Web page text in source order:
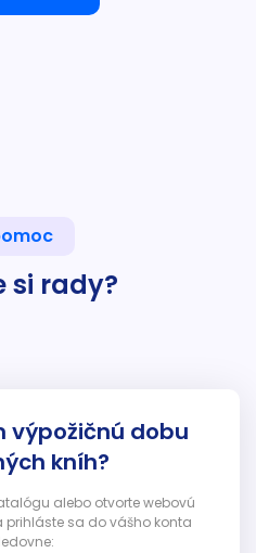
si rady?
výpožičnú dobu
kníh?
alebo otvorte webovú
prihláste sa do vášho konta